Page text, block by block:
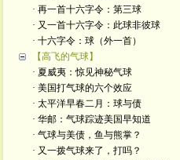
· 再一首十六字令：第三球
· 又一首十六字令：此球非彼球
· 十六字令：球（外一首）
【高飞的气球】
· 夏威夷：惊见神秘气球
· 美国打气球的六个效应
· 太平洋早春二月：球与债
· 华邮：气球踪迹美国早知道
· 气球与美债，鱼与熊掌？
· 又一拨气球来了，打吗？